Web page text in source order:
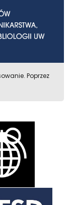
Poprzez